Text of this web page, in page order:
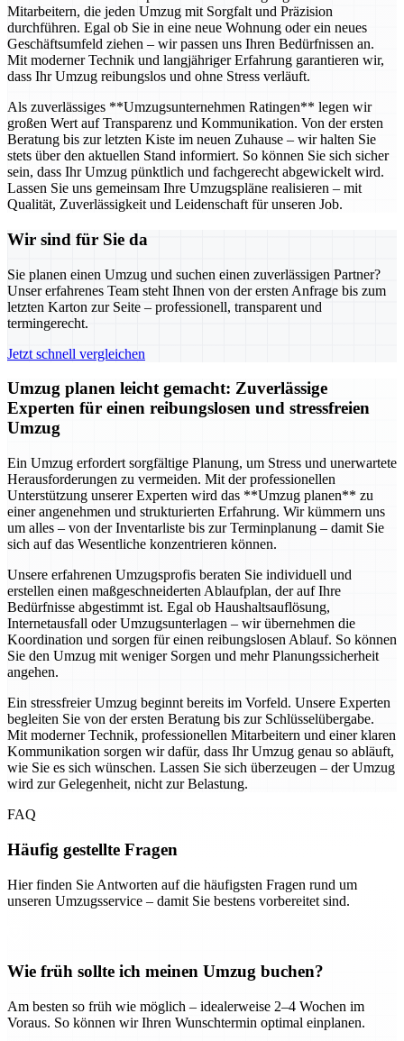
Mitarbeitern, die jeden Umzug mit Sorgfalt und Präzision
durchführen. Egal ob Sie in eine neue Wohnung oder ein neues
Geschäftsumfeld ziehen – wir passen uns Ihren Bedürfnissen an.
Mit moderner Technik und langjähriger Erfahrung garantieren wir,
dass Ihr Umzug reibungslos und ohne Stress verläuft.
Als zuverlässiges **Umzugsunternehmen Ratingen** legen wir
großen Wert auf Transparenz und Kommunikation. Von der ersten
Beratung bis zur letzten Kiste im neuen Zuhause – wir halten Sie
stets über den aktuellen Stand informiert. So können Sie sich sicher
sein, dass Ihr Umzug pünktlich und fachgerecht abgewickelt wird.
Lassen Sie uns gemeinsam Ihre Umzugspläne realisieren – mit
Qualität, Zuverlässigkeit und Leidenschaft für unseren Job.
Wir sind für Sie da
Sie planen einen Umzug und suchen einen zuverlässigen Partner?
Unser erfahrenes Team steht Ihnen von der ersten Anfrage bis zum
letzten Karton zur Seite – professionell, transparent und
termingerecht.
Jetzt schnell vergleichen
Umzug planen leicht gemacht: Zuverlässige
Experten für einen reibungslosen und stressfreien
Umzug
Ein Umzug erfordert sorgfältige Planung, um Stress und unerwartete
Herausforderungen zu vermeiden. Mit der professionellen
Unterstützung unserer Experten wird das **Umzug planen** zu
einer angenehmen und strukturierten Erfahrung. Wir kümmern uns
um alles – von der Inventarliste bis zur Terminplanung – damit Sie
sich auf das Wesentliche konzentrieren können.
Unsere erfahrenen Umzugsprofis beraten Sie individuell und
erstellen einen maßgeschneiderten Ablaufplan, der auf Ihre
Bedürfnisse abgestimmt ist. Egal ob Haushaltsauflösung,
Internetausfall oder Umzugsunterlagen – wir übernehmen die
Koordination und sorgen für einen reibungslosen Ablauf. So können
Sie den Umzug mit weniger Sorgen und mehr Planungssicherheit
angehen.
Ein stressfreier Umzug beginnt bereits im Vorfeld. Unsere Experten
begleiten Sie von der ersten Beratung bis zur Schlüsselübergabe.
Mit moderner Technik, professionellen Mitarbeitern und einer klaren
Kommunikation sorgen wir dafür, dass Ihr Umzug genau so abläuft,
wie Sie es sich wünschen. Lassen Sie sich überzeugen – der Umzug
wird zur Gelegenheit, nicht zur Belastung.
FAQ
Häufig gestellte Fragen
Hier finden Sie Antworten auf die häufigsten Fragen rund um
unseren Umzugsservice – damit Sie bestens vorbereitet sind.
Wie früh sollte ich meinen Umzug buchen?
Am besten so früh wie möglich – idealerweise 2–4 Wochen im
Voraus. So können wir Ihren Wunschtermin optimal einplanen.